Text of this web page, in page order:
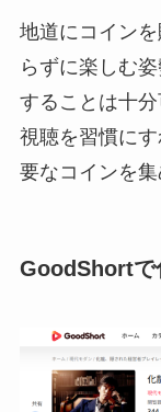
地道にコイン
らずに楽しむ
することは十
視聴を習慣に
要なコインを集
GoodShortで